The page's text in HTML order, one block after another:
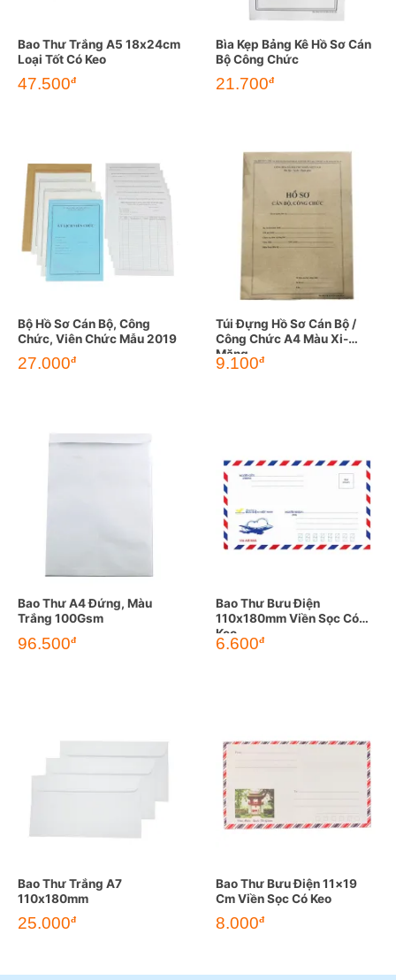
Bao Thư Trắng A5 18x24cm
Loại Tốt Có Keo
47.500đ
Bìa Kẹp Bảng Kê Hồ Sơ Cán
Bộ Công Chức
21.700đ
Bộ Hồ Sơ Cán Bộ, Công
Chức, Viên Chức Mẫu 2019
27.000đ
Túi Đựng Hồ Sơ Cán Bộ /
Công Chức A4 Màu Xi-
Măng
9.100đ
Bao Thư A4 Đứng, Màu
Trắng 100Gsm
96.500đ
Bao Thư Bưu Điện
110x180mm Viền Sọc Có
Keo
6.600đ
Bao Thư Trắng A7
110x180mm
25.000đ
Bao Thư Bưu Điện 11×19
Cm Viền Sọc Có Keo
8.000đ